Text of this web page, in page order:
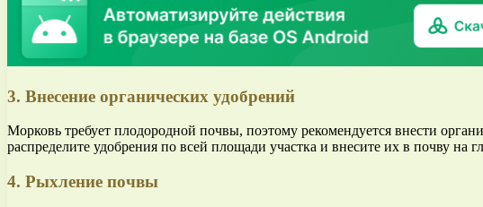
3. Внесение органических удобрений
Морковь требует плодородной почвы, поэтому рекомендуется внести
распределите удобрения по всей площади участка и внесите их в почву на
4. Рыхление почвы